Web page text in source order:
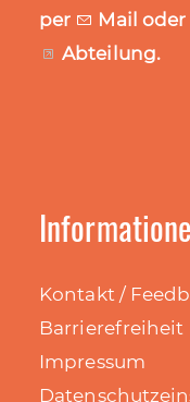
per
Mail oder
Abteilung.
Kontakt /
Barrierefreiheit
Impressum